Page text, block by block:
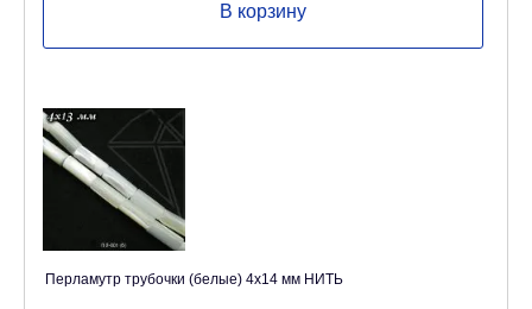
В корзину
Перламутр трубочки (белые) 4х14 мм НИТЬ